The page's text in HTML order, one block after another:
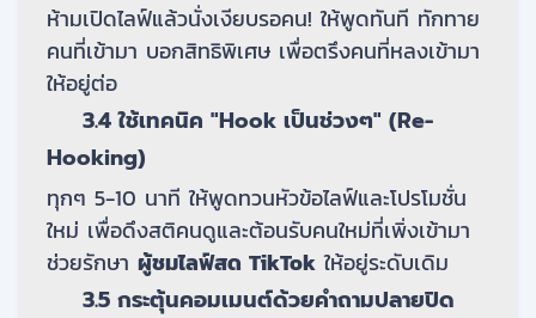
ห้ามเปิดไลฟ์แล้วนั่งเงียบรอคน! ให้พูดทันที ทักทาย
คนที่เข้ามา บอกสิทธิพิเศษ เพื่อตรึงคนที่หลงเข้ามา
ให้อยู่ต่อ
3.4 ใช้เทคนิค "Hook เป็นช่วงๆ" (Re-
Hooking)
ทุกๆ 5-10 นาที ให้พูดทวนหัวข้อไลฟ์และโปรโมชั่น
ใหม่ เพื่อดึงสติคนดูและต้อนรับคนใหม่ที่เพิ่งเข้ามา
ช่วยรักษา ผู้ชมไลฟ์สด TikTok ให้อยู่ระดับเดิม
3.5 กระตุ้นคอมเมนต์ด้วยคำถามปลายปิด